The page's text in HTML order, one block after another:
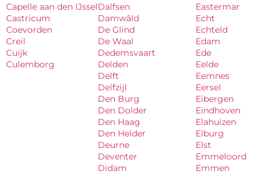
Capelle aan den IJssel
Castricum
Coevorden
Creil
Cuijk
Culemborg
Dalfsen
Damwâld
De Glind
De Waal
Dedemsvaart
Delden
Delft
Delfzijl
Den Burg
Den Dolder
Den Haag
Den Helder
Deurne
Deventer
Didam
Eastermar
Echt
Echteld
Edam
Ede
Eelde
Eemnes
Eersel
Eibergen
Eindhoven
Elahuizen
Elburg
Elst
Emmeloord
Emmen